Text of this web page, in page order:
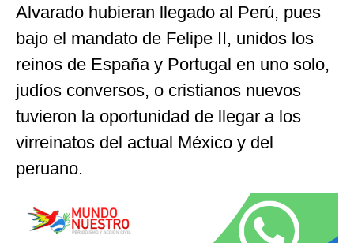
Alvarado hubieran llegado al Perú, pues
bajo el mandato de Felipe II, unidos los
reinos de España y Portugal en uno solo,
judíos conversos, o cristianos nuevos
tuvieron la oportunidad de llegar a los
virreinatos del actual México y del
peruano.